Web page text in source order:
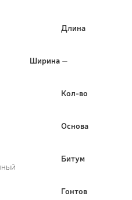
Длина
Ширина —
Кол-во
Основа
Битум
Гонтов